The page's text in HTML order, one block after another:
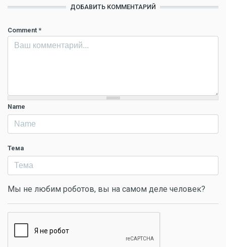
ДОБАВИТЬ КОММЕНТАРИЙ
Comment *
Name
Тема
Мы не любим роботов, вы на самом деле человек?